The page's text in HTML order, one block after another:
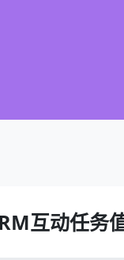
互动任务